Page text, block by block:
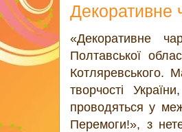
Декоративне
«Декоративне
Полтавської
Котляревського.
творчості
проводяться у
Перемоги!», з